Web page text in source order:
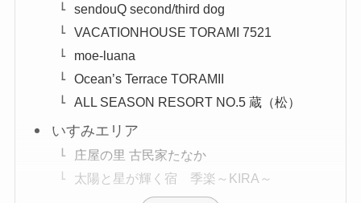
sendouQ second/third dog
VACATIONHOUSE TORAMI 7521
moe-luana
Ocean’s Terrace TORAMII
ALL SEASON RESORT NO.5 蔵（松）
いすみエリア
庄屋の里 古民家たなか
太陽と星が輝く宿 季楽～KIRA～